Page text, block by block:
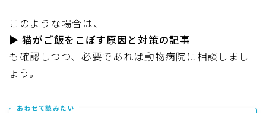
このような場合は、
▶猫がご飯をこぼす原因と対策の記事
も確認しつつ、必要であれば動物病院に相談しまし
ょう。
あわせて読みたい